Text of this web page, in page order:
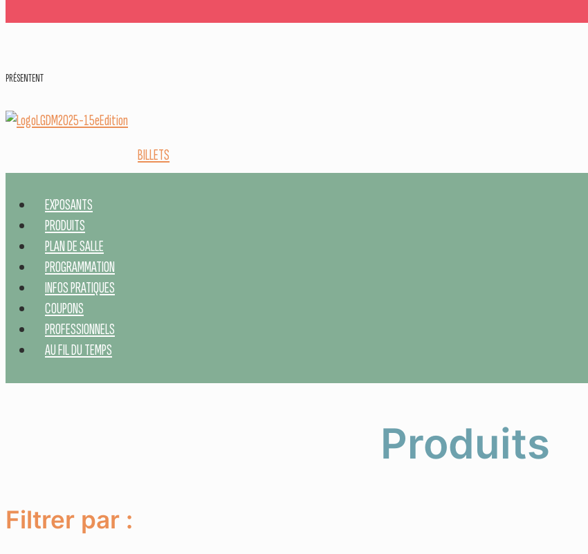
PRÉSENTENT
BILLETS
EXPOSANTS
PRODUITS
PLAN DE SALLE
PROGRAMMATION
INFOS PRATIQUES
COUPONS
PROFESSIONNELS
AU FIL DU TEMPS
Produits
Filtrer par :